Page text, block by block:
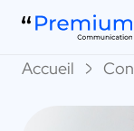
Accueil